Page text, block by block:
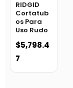
RIDGID
Cortatub
os Para
Uso Rudo
$5,798.4
7